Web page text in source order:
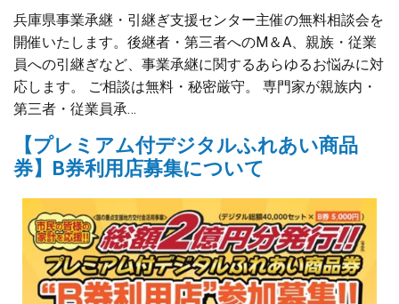
兵庫県事業承継・引継ぎ支援センター主催の無料相談会を
開催いたします。後継者・第三者へのM＆A、親族・従業
員への引継ぎなど、事業承継に関するあらゆるお悩みに対
応します。 ご相談は無料・秘密厳守。 専門家が親族内・
第三者・従業員承…
【プレミアム付デジタルふれあい商品
券】B券利用店募集について